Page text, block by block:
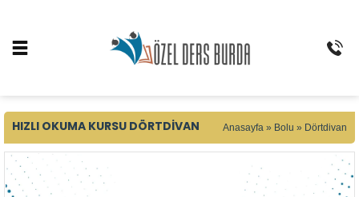
HIZLI OKUMA KURSU DÖRTDIVAN Anasayfa » Bolu » Dörtdivan